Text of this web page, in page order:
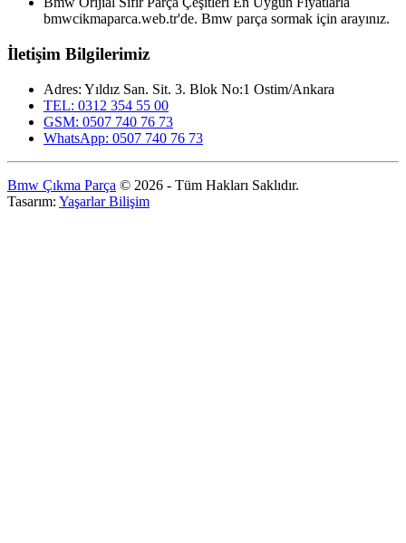
bmwcikmaparca.web.tr'de. Bmw parça sormak için arayınız.
İletişim Bilgilerimiz
Adres: Yıldız San. Sit. 3. Blok No:1 Ostim/Ankara
TEL: 0312 354 55 00
GSM: 0507 740 76 73
WhatsApp: 0507 740 76 73
Bmw Çıkma Parça © 2026 - Tüm Hakları Saklıdır.
Tasarım: Yaşarlar Bilişim